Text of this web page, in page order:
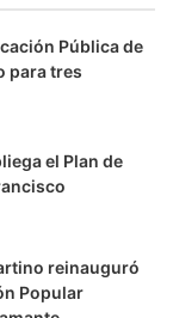
Pública de
para tres
el Plan de
reinauguró
Popular